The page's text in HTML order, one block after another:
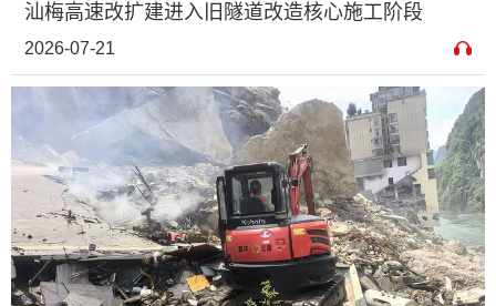
汕梅高速改扩建进入旧隧道改造核心施工阶段
2026-07-21